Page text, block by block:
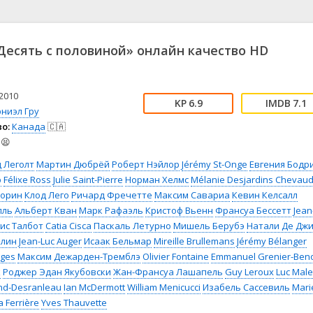
👨‍💼 Новости
🎒 Приключения
тв
😱 Ужасы
🤠 Фильм-нуар
🧝‍♂️ Фэнтези
с половиной» онлайн качество HD
Гру
Канада 🇨🇦
😫
6.9 7.1
ЛеголтМартин Дюбрёй Роберт Нэйлор Jérémy St-Onge Евгения
Félixe Ross Julie Saint-Pierre Норман ХелмсMélanie Desjardins
Клод Лего Ричард Фречетте Максим Савариа Кевин Келсалл
Альберт Кван Марк Рафаэль Кристоф Вьенн Франсуа Бессетт
ТалботCatia Cisca Паскаль Летурно Мишель Берубэ Натали Де
Jean-Luc AugerИсаак Бельмар Mireille Brullemans Jérémy Bélanger
Максим Дежарден-Тремблэ Olivier Fontaine Emmanuel Grenier-
Роджер Эдан Якубовски Жан-Франсуа Лашапель Guy LerouxLuc
Desranleau Ian McDermottWilliam Menicucci Изабель Сассевиль
Ferrière Yves Thauvette